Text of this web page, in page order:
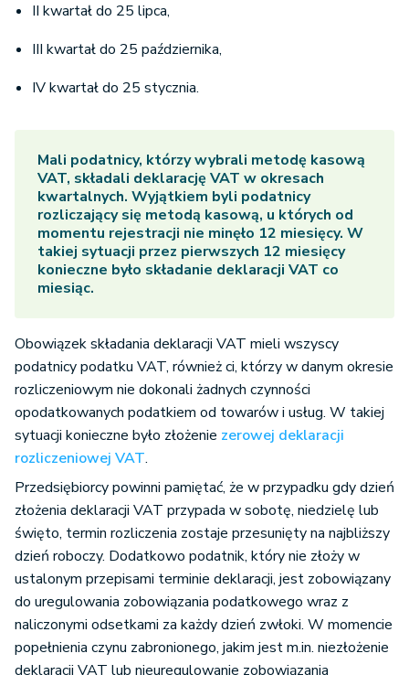
II kwartał do 25 lipca,
III kwartał do 25 października,
IV kwartał do 25 stycznia.
Mali podatnicy, którzy wybrali metodę kasową
VAT, składali deklarację VAT w okresach
kwartalnych. Wyjątkiem byli podatnicy
rozliczający się metodą kasową, u których od
momentu rejestracji nie minęło 12 miesięcy. W
takiej sytuacji przez pierwszych 12 miesięcy
konieczne było składanie deklaracji VAT co
miesiąc.
Obowiązek składania deklaracji VAT mieli wszyscy
podatnicy podatku VAT, również ci, którzy w danym okresie
rozliczeniowym nie dokonali żadnych czynności
opodatkowanych podatkiem od towarów i usług. W takiej
sytuacji konieczne było złożenie zerowej deklaracji
rozliczeniowej VAT.
Przedsiębiorcy powinni pamiętać, że w przypadku gdy dzień
złożenia deklaracji VAT przypada w sobotę, niedzielę lub
święto, termin rozliczenia zostaje przesunięty na najbliższy
dzień roboczy. Dodatkowo podatnik, który nie złoży w
ustalonym przepisami terminie deklaracji, jest zobowiązany
do uregulowania zobowiązania podatkowego wraz z
naliczonymi odsetkami za każdy dzień zwłoki. W momencie
popełnienia czynu zabronionego, jakim jest m.in. niezłożenie
deklaracji VAT lub nieuregulowanie zobowiązania